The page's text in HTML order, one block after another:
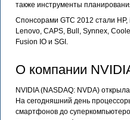
также инструменты
Спонсорами GTC 2012 стали
Lenovo, CAPS, Bull, Synnex,
Fusion IO и SGI.
О компании
NVIDIA (NASDAQ: NVDA)
На сегодняшний день
смартфонов до